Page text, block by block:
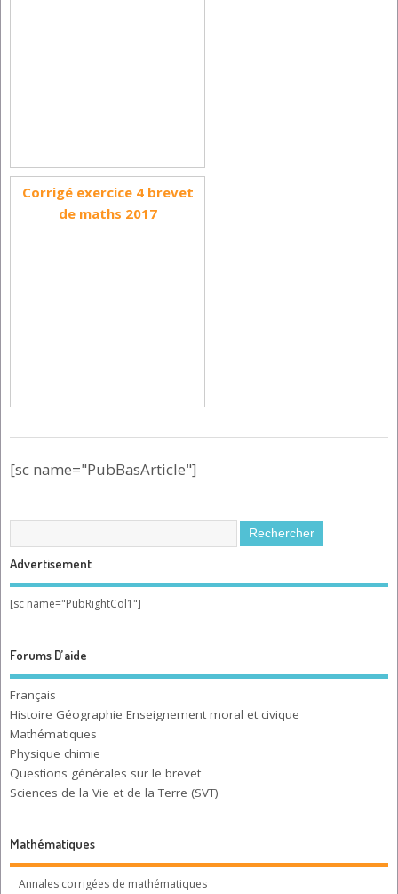
Corrigé exercice 4 brevet
de maths 2017
[sc name="PubBasArticle"]
Advertisement
[sc name="PubRightCol1"]
Forums D’aide
Français
Histoire Géographie Enseignement moral et civique
Mathématiques
Physique chimie
Questions générales sur le brevet
Sciences de la Vie et de la Terre (SVT)
Mathématiques
Annales corrigées de mathématiques